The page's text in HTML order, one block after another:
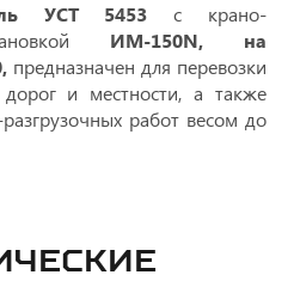
УСТ 5453с крано-
ИМ-150N, на
предназначен для перевозки
и местности, а также
работ весом до